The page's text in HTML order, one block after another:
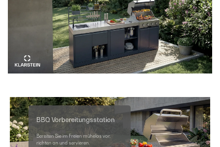
BBQ Vorbereitungsstation
Bereiten Sie im Freien mühelos vor,
richten an und servieren.